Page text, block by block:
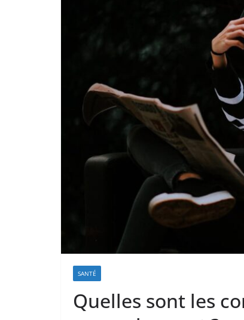
SANTÉ
Quelles sont les